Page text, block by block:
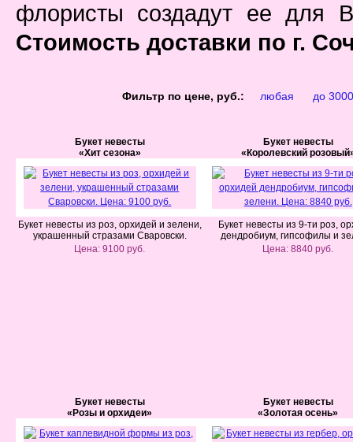
флористы создадут ее для
Стоимость доставки по г.
Фильтр по цене, руб.: любая до 3000
Букет невесты
«Хит сезона»
Букет невесты из роз, орхидей и зелени,
украшенный стразами Сваровски.
Цена: 9100 руб.
Букет невесты
«Королевский
Букет невесты из 9-ти роз,
дендробиум, гипсофилы и
Цена: 8840 руб.
Букет невесты
«Розы и орхидеи»
Букет невесты
«Золотая осень»